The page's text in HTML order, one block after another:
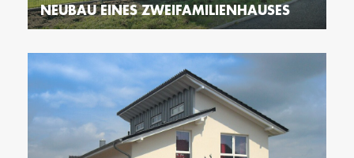
NEUBAU EINES ZWEIFAMILIENHAUSES